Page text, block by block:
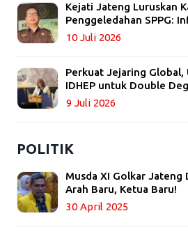
Kejati Jateng Luruskan
Penggeledahan SPPG:
10 Juli 2026
Perkuat Jejaring Global,
IDHEP untuk Double
9 Juli 2026
POLITIK
Musda XI Golkar Jateng
Arah Baru, Ketua Baru!
30 April 2025